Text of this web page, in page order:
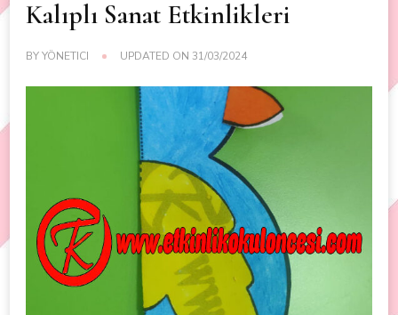
Kalıplı Sanat Etkinlikleri
BYYÖNETICI UPDATED ON 31/03/2024